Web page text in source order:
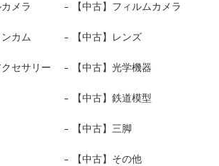
メラ 【中古】フィルムカメラ
ンカム 【中古】レンズ
クセサリー 【中古】光学機器
【中古】鉄道模型
【中古】三脚
【中古】その他